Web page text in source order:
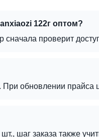
122г оптом?
проверит
При обновлении прайса
шаг заказа также